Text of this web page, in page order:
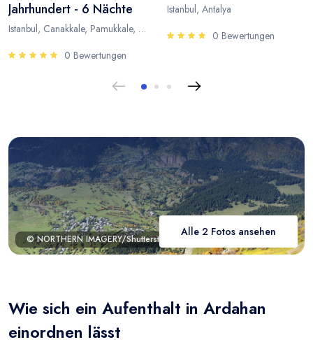
Jahrhundert - 6 Nächte
Istanbul, Canakkale, Pamukkale, Antalya
0 Bewertungen
Istanbul, Antalya
0 Bewertungen
© NORTHERN IMAGERY/Shutterstock.com
Alle 2 Fotos ansehen
Wie sich ein Aufenthalt in Ardahan
einordnen lässt